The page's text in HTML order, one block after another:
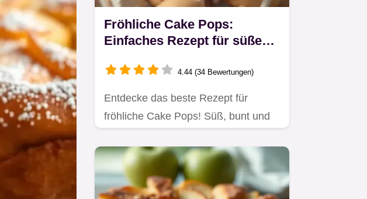
Fröhliche Cake Pops:
Einfaches Rezept für süße
4.44 (34 Bewertungen)
Entdecke das beste Rezept für
fröhliche Cake Pops! Süß, bunt und